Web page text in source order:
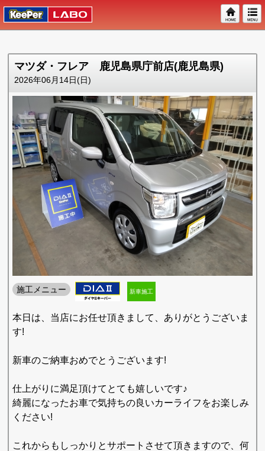
マツダ・フレア 鹿児島県庁前店(鹿児島県)
2026年06月14日(日)
施工メニュー 新車施工
本日は、当店にお任せ頂きまして、ありがとうございま
す!
新車のご納車おめでとうございます!
仕上がりに満足頂けてとても嬉しいです♪
綺麗になったお車で気持ちの良いカーライフをお楽しみ
ください!
これからもしっかりとサポートさせて頂きますので、何